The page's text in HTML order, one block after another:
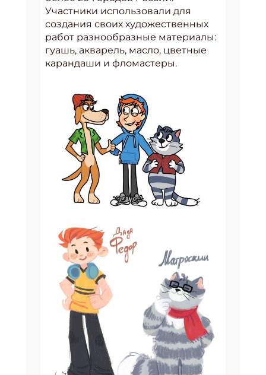
Участники использовали для
создания своих художественных
работ разнообразные материалы:
гуашь, акварель, масло, цветные
карандаши и фломастеры.